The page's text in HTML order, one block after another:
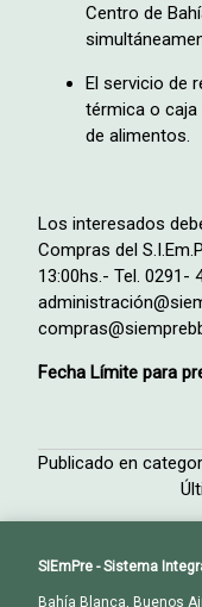
Centro de
El servicio de
térmica o caja
de alimentos.
Los interesados
Compras del
13:00hs.- Tel. 0291-
Fecha Límite para
Publicado en
SIEmPre - Sistema
Bahía Blanca, Buenos